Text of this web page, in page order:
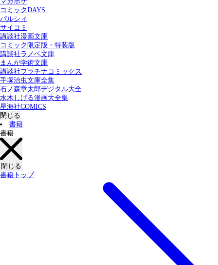
コミックDAYS
パルシィ
サイコミ
講談社漫画文庫
コミック限定版・特装版
講談社ラノベ文庫
まんが学術文庫
講談社プラチナコミックス
手塚治虫文庫全集
石ノ森章太郎デジタル大全
水木しげる漫画大全集
星海社COMICS
閉じる
書籍
書籍
閉じる
書籍トップ
カテゴリー：
すべての記事